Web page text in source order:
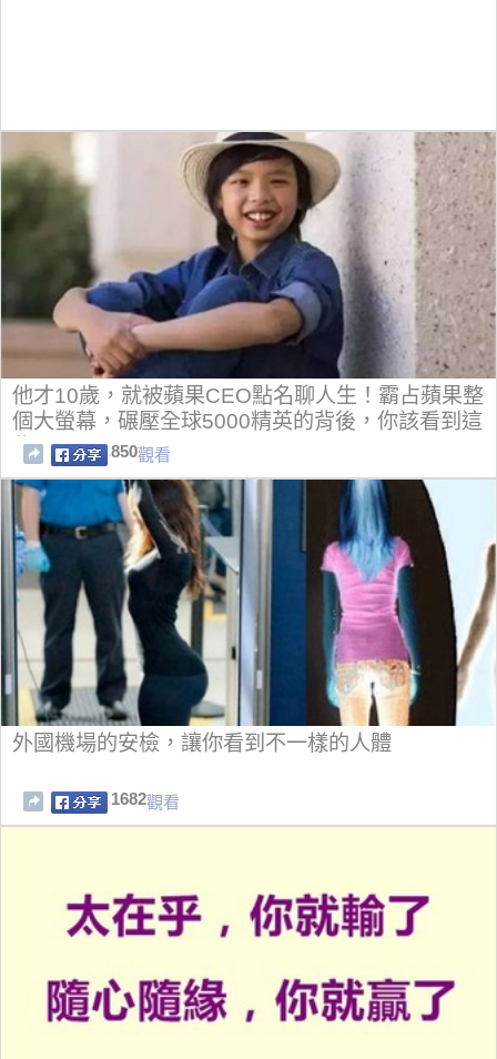
他才10歲，就被蘋果CEO點名聊人生！霸占蘋果整
個大螢幕，碾壓全球5000精英的背後，你該看到這
些…
850觀看
外國機場的安檢，讓你看到不一樣的人體
1682觀看